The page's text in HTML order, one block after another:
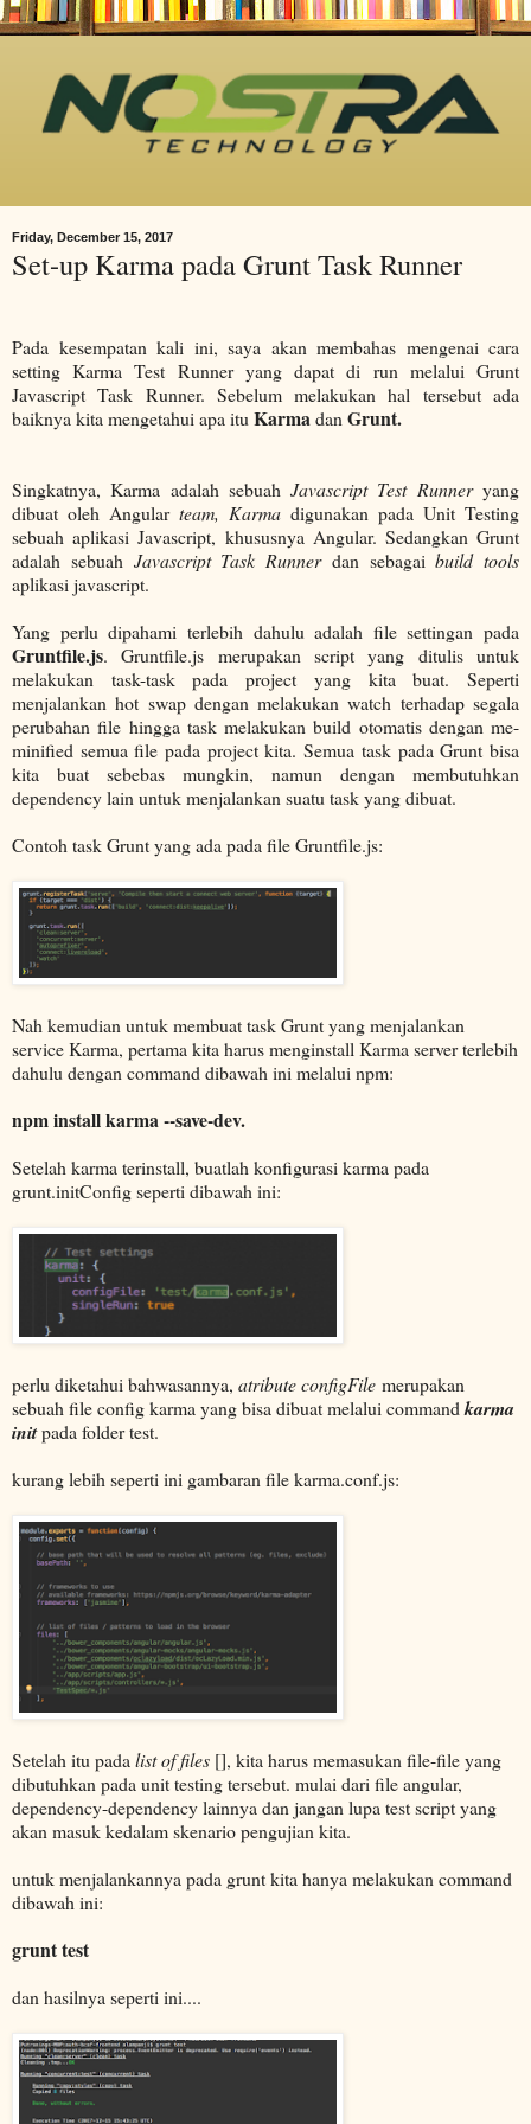
Friday, December 15, 2017
Set-up Karma pada Grunt Task Runner
Pada kesempatan kali ini, saya akan membahas mengenai cara
setting Karma Test Runner yang dapat di run melalui Grunt
Javascript Task Runner. Sebelum melakukan hal tersebut ada
baiknya kita mengetahui apa itu Karmadan Grunt.
Singkatnya, Karma adalah sebuahJavascript Test Runneryang
dibuat oleh Angular team, Karma digunakan pada Unit Testing
sebuah aplikasi Javascript, khususnya Angular. Sedangkan Grunt
adalah sebuah Javascript Task Runner dan sebagaibuild tools
aplikasi javascript.
Yang perlu dipahami terlebih dahulu adalah file settingan pada
Gruntfile.js. Gruntfile.js merupakan script yang ditulis untuk
melakukan task-task pada project yang kita buat. Seperti
menjalankan hot swap dengan melakukan watch terhadap segala
perubahan file hingga task melakukan build otomatis dengan me-
minified semua file pada project kita. Semua task pada Grunt bisa
kita buat sebebas mungkin, namun dengan membutuhkan
dependency lain untuk menjalankan suatu task yang dibuat.
Contoh task Grunt yang ada pada file Gruntfile.js:
Nah kemudian untuk membuat task Grunt yang menjalankan
service Karma, pertama kita harus menginstall Karma server terlebih
dahulu dengan command dibawah ini melalui npm:
npm install karma --save-dev.
Setelah karma terinstall, buatlah konfigurasi karma pada
grunt.initConfig seperti dibawah ini:
perlu diketahui bahwasannya, atribute configFile merupakan
sebuah file config karma yang bisa dibuat melalui command karma
initpada folder test.
kurang lebih seperti ini gambaran file karma.conf.js:
Setelah itu pada list of files [], kita harus memasukan file-file yang
dibutuhkan pada unit testing tersebut. mulai dari file angular,
dependency-dependency lainnya dan jangan lupa test script yang
akan masuk kedalam skenario pengujian kita.
untuk menjalankannya pada grunt kita hanya melakukan command
dibawah ini:
grunt test
dan hasilnya seperti ini....